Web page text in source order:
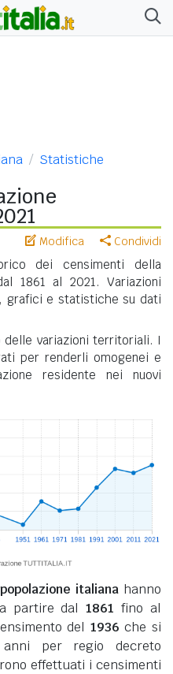
Statistiche
Modifica Condividi
dei censimenti della
1861 al 2021. Variazioni
grafici e statistiche su dati
delle variazioni territoriali. I
per renderli omogenei e
residente nei nuovi
italiana hanno
a partire dal1861 fino al
del 1936 che si
per regio decreto
effettuati i censimenti